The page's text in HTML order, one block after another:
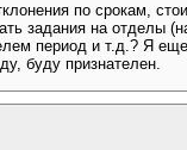
по срокам,
задания на отделы
период и т.д.? Я
буду признателен.